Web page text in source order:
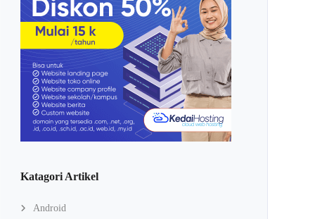
Katagori Artikel
Android